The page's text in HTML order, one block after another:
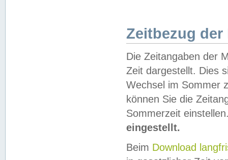
Zeitbezug der
Die Zeitangaben der
Zeit dargestellt. Dies
Wechsel im Sommer
können Sie die
Sommerzeit
eingestellt.
Beim Download